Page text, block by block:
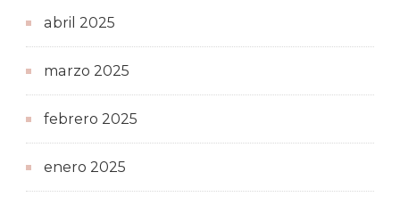
abril 2025
marzo 2025
febrero 2025
enero 2025